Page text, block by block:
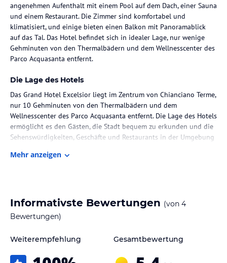
angenehmen Aufenthalt mit einem Pool auf dem Dach, einer Sauna
und einem Restaurant. Die Zimmer sind komfortabel und
klimatisiert, und einige bieten einen Balkon mit Panoramablick
auf das Tal. Das Hotel befindet sich in idealer Lage, nur wenige
Gehminuten von den Thermalbädern und dem Wellnesscenter des
Parco Acquasanta entfernt.
Die Lage des Hotels
Das Grand Hotel Excelsior liegt im Zentrum von Chianciano Terme,
nur 10 Gehminuten von den Thermalbädern und dem
Wellnesscenter des Parco Acquasanta entfernt. Die Lage des Hotels
ermöglicht es den Gästen, die Stadt bequem zu erkunden und die
Sehenswürdigkeiten, Geschäfte und Restaurants in der Umgebung
ebenfalls in der Nähe und bietet eine bequeme Möglichkeit, die
Das Grand Hotel Excelsior bietet seinen Gästen komfortable
Zimmer mit einer Auswahl an Teppichboden oder Parkett. Die
Einige Zimmer bieten zudem einen Balkon mit Panoramablick
bieten den Gästen einen angenehmen Rückzugsort nach einem
Mehr anzeigen
Informativste Bewertungen (von 4
Bewertungen)
Weiterempfehlung Gesamtbewertung